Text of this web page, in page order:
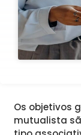
Os objetivos
mutualista